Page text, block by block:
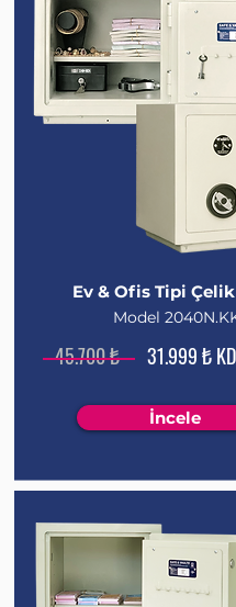
Ev & Ofis Tipi
Model
45.700 ₺ 31.999 ₺
İncele